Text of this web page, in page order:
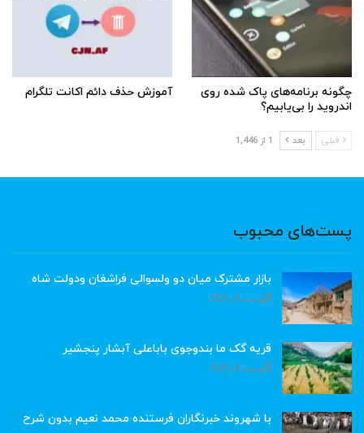
چگونه برنامه‌های پاک شده روی
اندروید را بی‌یابیم؟
آموزش حذف دائم اکانت تلگرام
قبلی بعد 1 از 1,446
پست‌های محبوب
بازار مشترک میان دو ولسوالی فراشغان ودولت شاه
آگوست 8, 2026
قریه گک ما بندوجوی باباعلی آبشار پنجشیر
آگوست 8, 2026
با شهروند خبرنگاران فرستنده محمد نعیم بدون شرح